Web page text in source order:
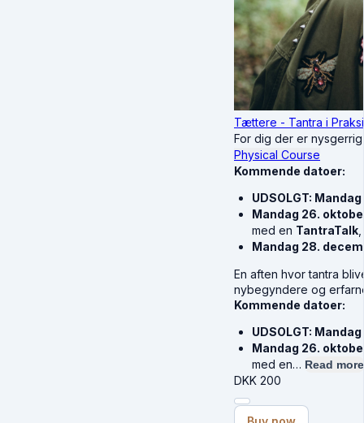
Tættere - Tantra i
For dig der er
Physical Course
Kommende datoer:
UDSOLGT:
Mandag 26.
med en TantraTalk,
Mandag 28.
En aften hvor tantra
nybegyndere og
Kommende datoer:
UDSOLGT:
Mandag 26.
med en… Read more
DKK 200